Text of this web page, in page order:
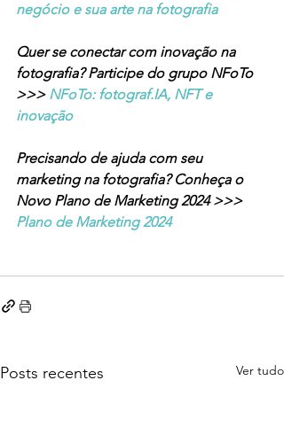
negócio e sua arte na fotografia
Quer se conectar com inovação na
fotografia? Participe do grupo NFoTo
>>> NFoTo: fotograf.IA, NFT e
inovação
Precisando de ajuda com seu
marketing na fotografia? Conheça o
Novo Plano de Marketing 2024 >>>
Plano de Marketing 2024
Posts recentes Ver tudo